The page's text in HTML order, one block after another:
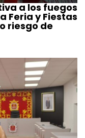
a los fuegos
Feria y Fiestas
riesgo de